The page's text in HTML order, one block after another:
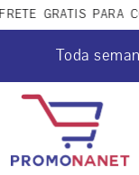
PARA
Toda